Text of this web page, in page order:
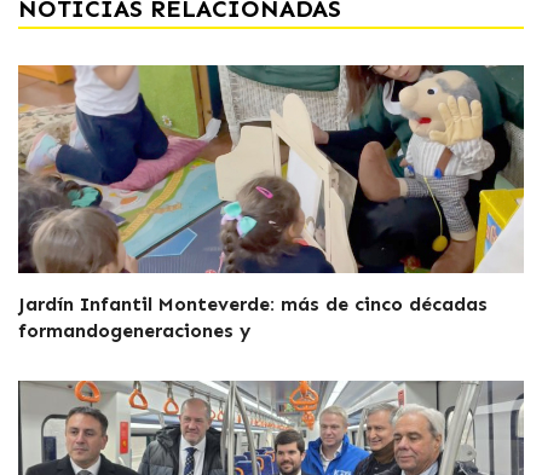
NOTICIAS RELACIONADAS
Jardín Infantil Monteverde: más de cinco décadas
formandogeneraciones y